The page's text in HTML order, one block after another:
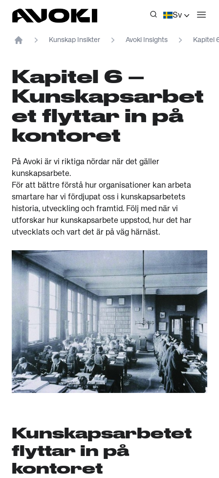
Avoki Sv
Kunskap Insikter Avoki Insights Kapitel
Kapitel 6 –
Kunskapsarbet
et flyttar in på
kontoret
På Avoki är vi riktiga nördar när det gäller
kunskapsarbete.
För att bättre förstå hur organisationer kan arbeta
smartare har vi fördjupat oss i kunskapsarbetets
historia, utveckling och framtid. Följ med när vi
utforskar hur kunskapsarbete uppstod, hur det har
utvecklats och vart det är på väg härnäst.
Kunskapsarbetet
flyttar in på
kontoret